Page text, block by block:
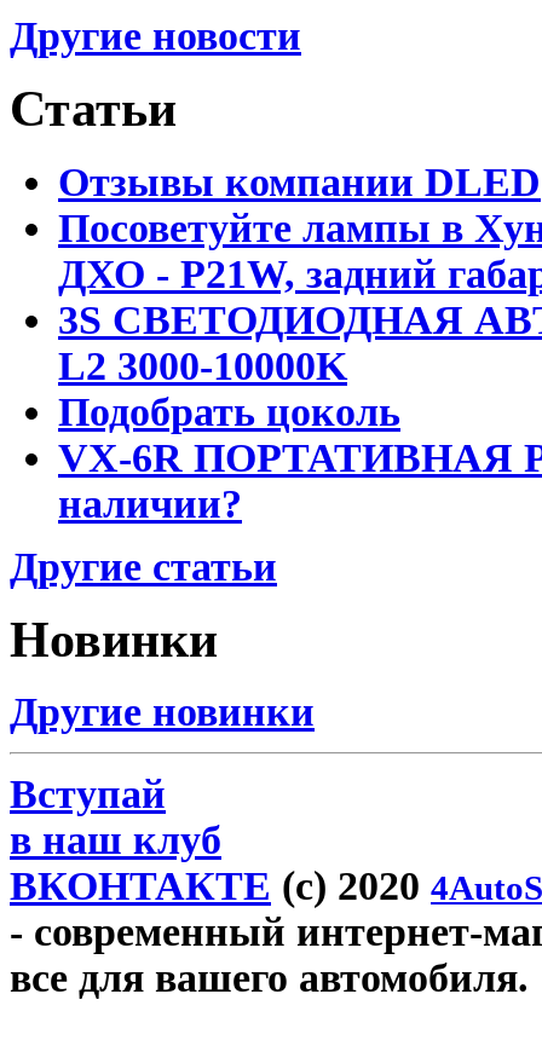
Другие новости
Статьи
Отзывы компании DLED
Посоветуйте лампы в
ДХО - P21W, задний
3S СВЕТОДИОДНАЯ
L2 3000-10000K
Подобрать цоколь
VX-6R ПОРТАТИВНАЯ
наличии?
Другие статьи
Новинки
Другие новинки
Вступай
в наш клуб
ВКОНТАКТЕ (c) 2020
- современный интернет-
все для вашего автомобиля.